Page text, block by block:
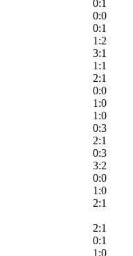
0:1
0:0
0:1
1:2
3:1
1:1
2:1
0:0
1:0
1:0
0:3
2:1
0:3
3:2
0:0
1:0
2:1
2:1
0:1
1:0